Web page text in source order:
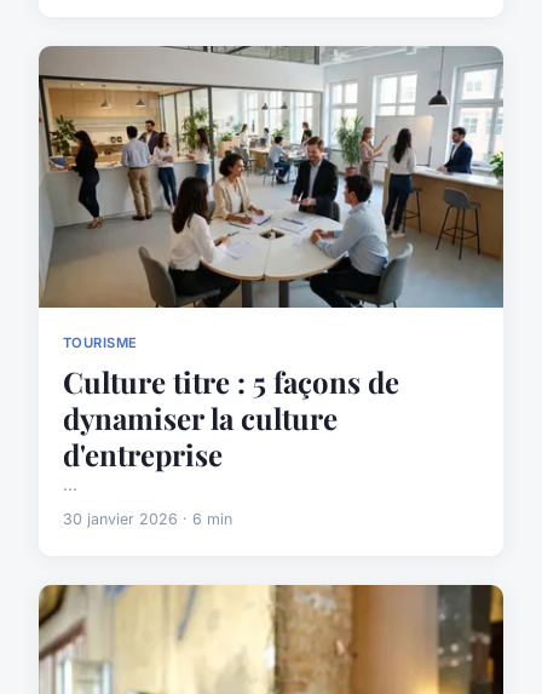
TOURISME
Culture titre : 5 façons de
dynamiser la culture
d'entreprise
...
30 janvier 2026 · 6 min